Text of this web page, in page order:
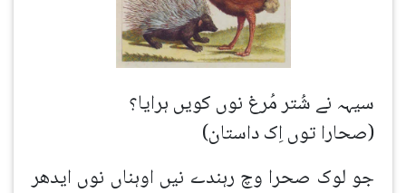
سیہہ نے شُتر مُرغ نوں کویں ہرایا؟
(صحارا توں اِک داستان)
جو لوک صحرا وچ رہندے نیں اوہناں نوں ایدھر